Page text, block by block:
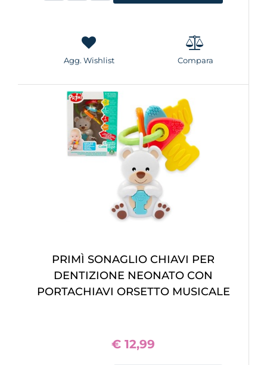
Agg. Wishlist Compara
PRIMÌ SONAGLIO CHIAVI PER
DENTIZIONE NEONATO CON
PORTACHIAVI ORSETTO MUSICALE
€ 12,99